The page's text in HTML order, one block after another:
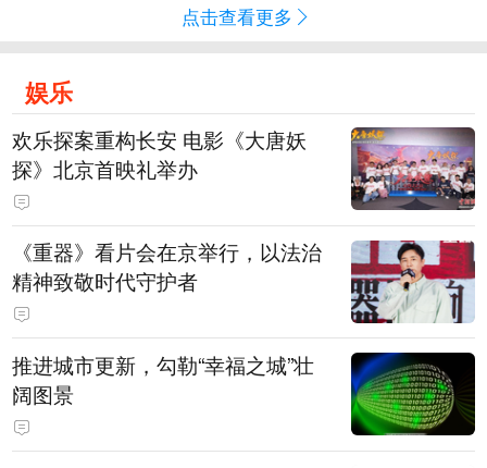
点击查看更多
娱乐
欢乐探案重构长安 电影《大唐妖
探》北京首映礼举办
《重器》看片会在京举行，以法治
精神致敬时代守护者
推进城市更新，勾勒“幸福之城”壮
阔图景